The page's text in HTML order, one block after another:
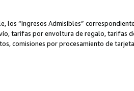
los “Ingresos Admisibles”
tarifas por envoltura de regalo, tarifas
comisiones por procesamiento de